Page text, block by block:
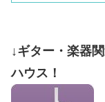
↓ギター・楽器
ハウス！